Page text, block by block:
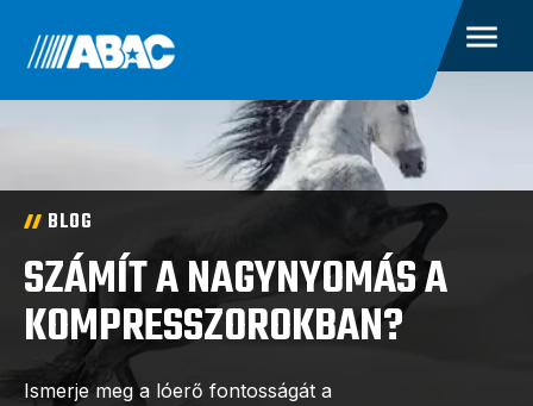
BLOG
SZÁMÍT A NAGYNYOMÁS A
KOMPRESSZOROKBAN?
Ismerje meg a lóerő fontosságát a